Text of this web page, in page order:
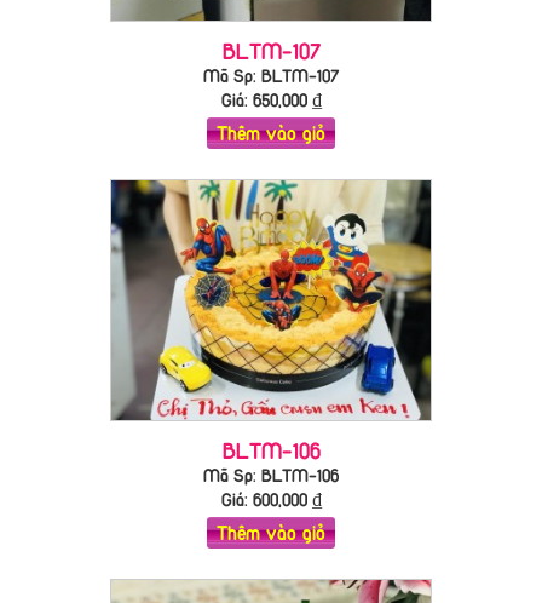
BLTM-107
Mã Sp: BLTM-107
Giá: 650,000₫
Thêm vào giỏ
BLTM-106
Mã Sp: BLTM-106
Giá: 600,000₫
Thêm vào giỏ